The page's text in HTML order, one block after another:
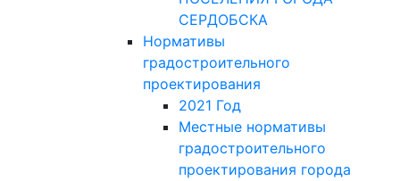
СЕРДОБСКА
Нормативы
градостроительного
проектирования
2021 Год
Местные нормативы
градостроительного
проектирования города